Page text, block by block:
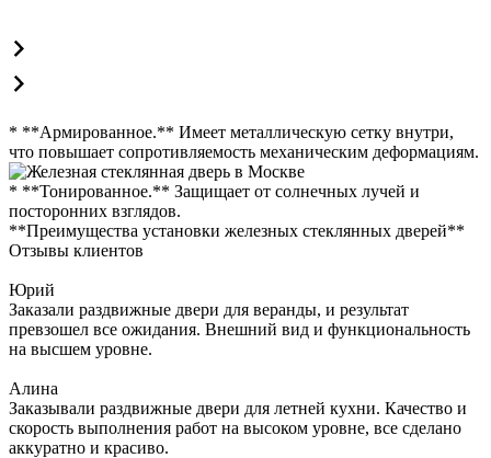
* **Армированное.** Имеет металлическую сетку внутри,
что повышает сопротивляемость механическим деформациям.
* **Тонированное.** Защищает от солнечных лучей и
посторонних взглядов.
**Преимущества установки железных стеклянных дверей**
Отзывы клиентов
Юрий
Заказали раздвижные двери для веранды, и результат
превзошел все ожидания. Внешний вид и функциональность
на высшем уровне.
Алина
Заказывали раздвижные двери для летней кухни. Качество и
скорость выполнения работ на высоком уровне, все сделано
аккуратно и красиво.